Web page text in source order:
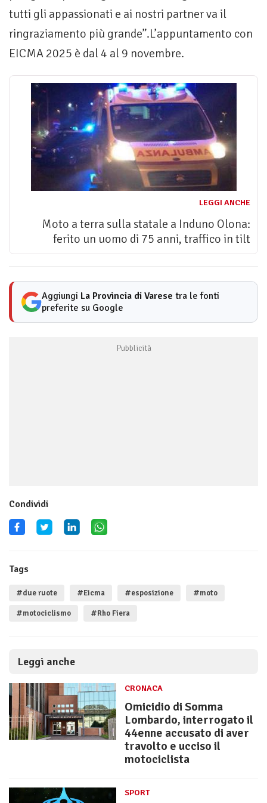
tutti gli appassionati e ai nostri partner va il
ringraziamento più grande”.L’appuntamento con
EICMA 2025 è dal 4 al 9 novembre.
LEGGI ANCHE
Moto a terra sulla statale a Induno Olona:
ferito un uomo di 75 anni, traffico in tilt
Aggiungi La Provincia di Varese tra le fonti
preferite su Google
Condividi
Tags
#due ruote #Eicma #esposizione #moto
#motociclismo #Rho Fiera
Leggi anche
CRONACA
Omicidio di Somma
Lombardo, interrogato il
44enne accusato di aver
travolto e ucciso il
motociclista
SPORT